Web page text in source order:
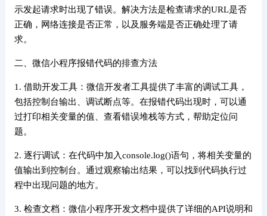
示发起请求时出现了错误。解决方法是检查请求的URL是否
正确，网络连接是否正常，以及服务端是否正确处理了请
求。
二、微信小程序报错代码的排查方法
1. 借助开发工具：微信开发者工具提供了丰富的调试工具，
包括控制台输出、调试断点等。在报错代码出现时，可以通
过打印相关变量的值、查看错误堆栈等方式，帮助定位问
题。
2. 逐行调试：在代码中加入console.log()语句，将相关变量的
值输出到控制台。通过观察输出结果，可以找到代码执行过
程中出现问题的地方。
3. 检查文档：微信小程序开发文档中提供了详细的API说明和